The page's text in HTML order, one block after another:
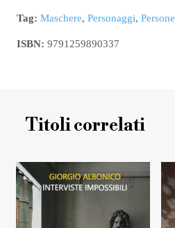
Tag: Maschere, Personaggi, Persone
ISBN: 9791259890337
Titoli correlati